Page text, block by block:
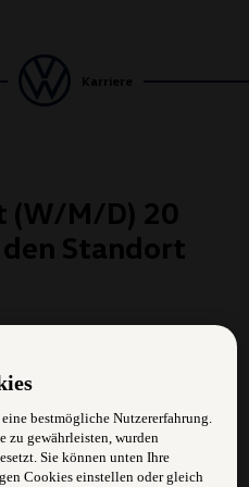
Karriere
(W/M/D) 20
Standort
der täglichen
bestmögliche Nutzererfahrung.
zu gewährleisten, wurden
Sie können unten Ihre
Cookies einstellen oder gleich